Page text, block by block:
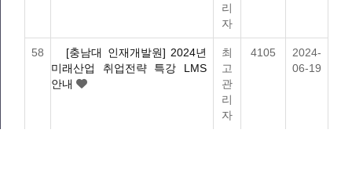
리
자
58
[충남대 인재개발원] 2024년
미래산업 취업전략 특강 LMS
안내
최
고
관
리
자
4105
2024-
06-19